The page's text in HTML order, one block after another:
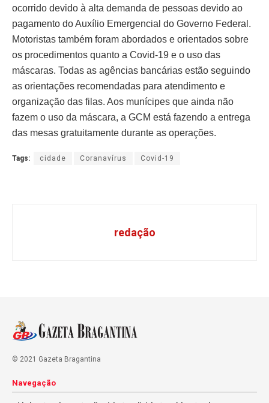
ocorrido devido à alta demanda de pessoas devido ao
pagamento do Auxílio Emergencial do Governo Federal.
Motoristas também foram abordados e orientados sobre
os procedimentos quanto a Covid-19 e o uso das
máscaras. Todas as agências bancárias estão seguindo
as orientações recomendadas para atendimento e
organização das filas. Aos munícipes que ainda não
fazem o uso da máscara, a GCM está fazendo a entrega
das mesas gratuitamente durante as operações.
Tags: cidade Coranavírus Covid-19
redação
© 2021 Gazeta Bragantina
Navegação